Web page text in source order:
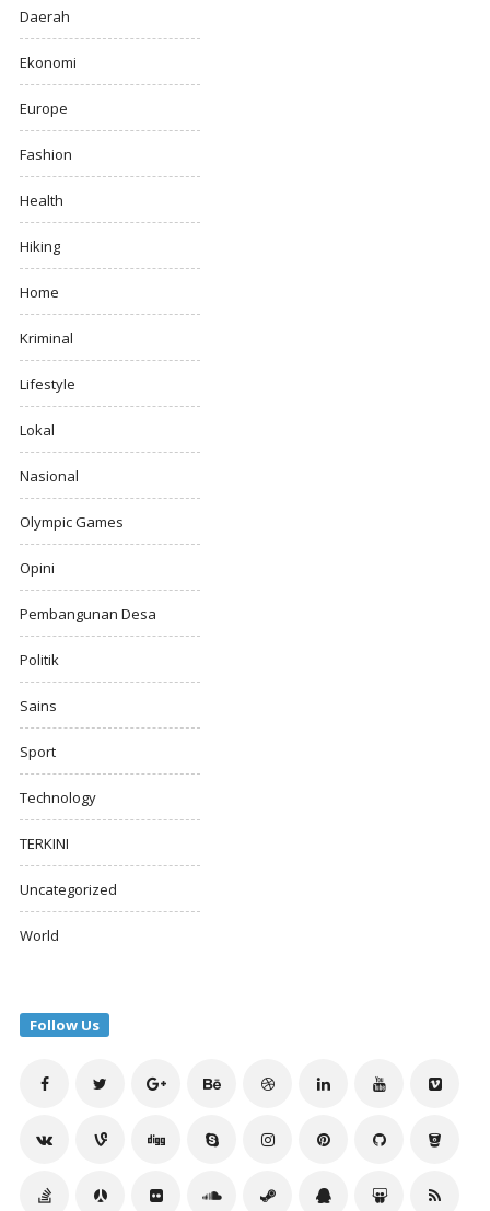
Daerah
Ekonomi
Europe
Fashion
Health
Hiking
Home
Kriminal
Lifestyle
Lokal
Nasional
Olympic Games
Opini
Pembangunan Desa
Politik
Sains
Sport
Technology
TERKINI
Uncategorized
World
Follow Us